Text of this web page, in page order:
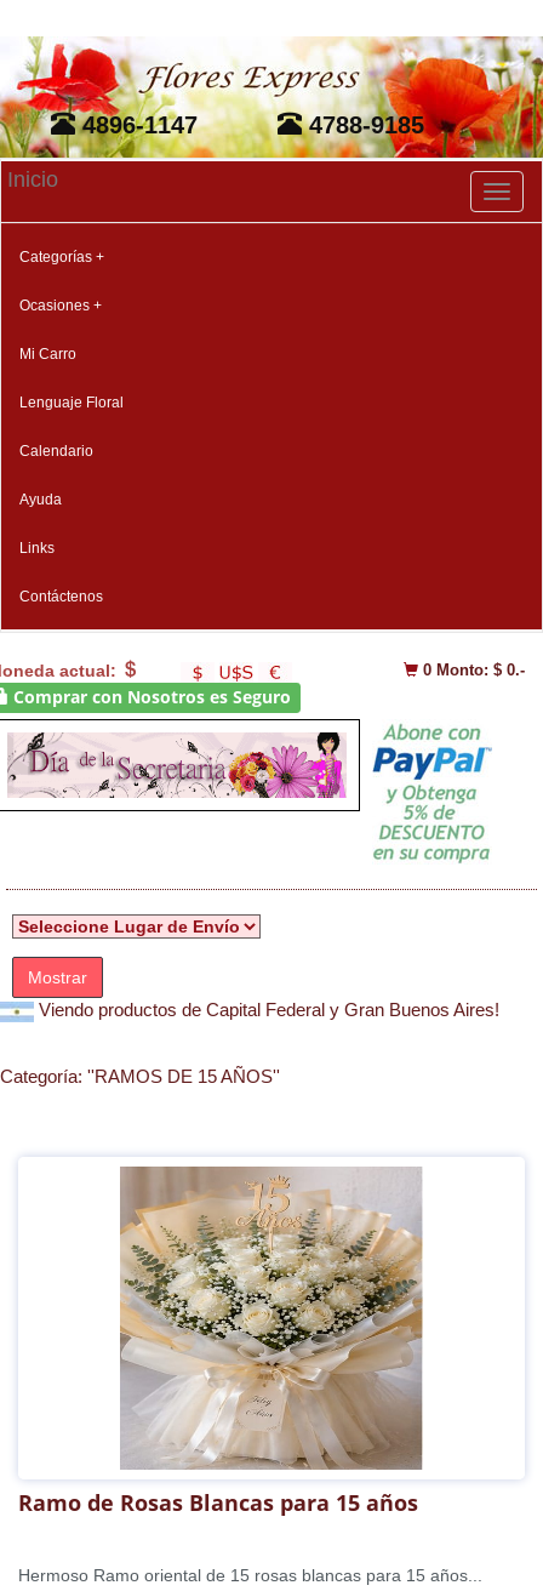
4896-1147 4788-9185
Inicio
Categorías +
Ocasiones +
Mi Carro
Lenguaje Floral
Calendario
Ayuda
Links
Contáctenos
actual: 0 Monto: $ 0.-
Comprar con Nosotros es Seguro
Mostrar
Viendo productos de Capital Federal y Gran Buenos Aires!
Categoría: ''RAMOS DE 15 AÑOS''
Ramo de Rosas Blancas para 15 años
Hermoso Ramo oriental de 15 rosas blancas para 15 años...